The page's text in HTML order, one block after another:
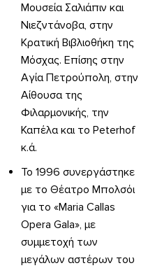
Μουσεία Σαλιάπιν και
Νιεζντάνοβα, στην
Κρατική Βιβλιοθήκη της
Μόσχας. Επίσης στην
Αγία Πετρούπολη, στην
Αίθουσα της
Φιλαρμονικής, την
Καπέλα και το Peterhof
κ.ά.
Το 1996 συνεργάστηκε
με το Θέατρο Μπολσόι
για το «Maria Callas
Opera Gala», με
συμμετοχή των
μεγάλων αστέρων του